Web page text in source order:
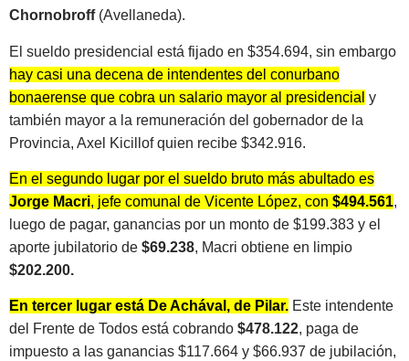
Chornobroff (Avellaneda).
El sueldo presidencial está fijado en $354.694, sin embargo
hay casi una decena de intendentes del conurbano
bonaerense que cobra un salario mayor al presidencial y
también mayor a la remuneración del gobernador de la
Provincia, Axel Kicillof quien recibe $342.916.
En el segundo lugar por el sueldo bruto más abultado es
Jorge Macri, jefe comunal de Vicente López, con $494.561,
luego de pagar, ganancias por un monto de $199.383 y el
aporte jubilatorio de $69.238, Macri obtiene en limpio
$202.200.
En tercer lugar está De Achával, de Pilar. Este intendente
del Frente de Todos está cobrando $478.122, paga de
impuesto a las ganancias $117.664 y $66.937 de jubilación,